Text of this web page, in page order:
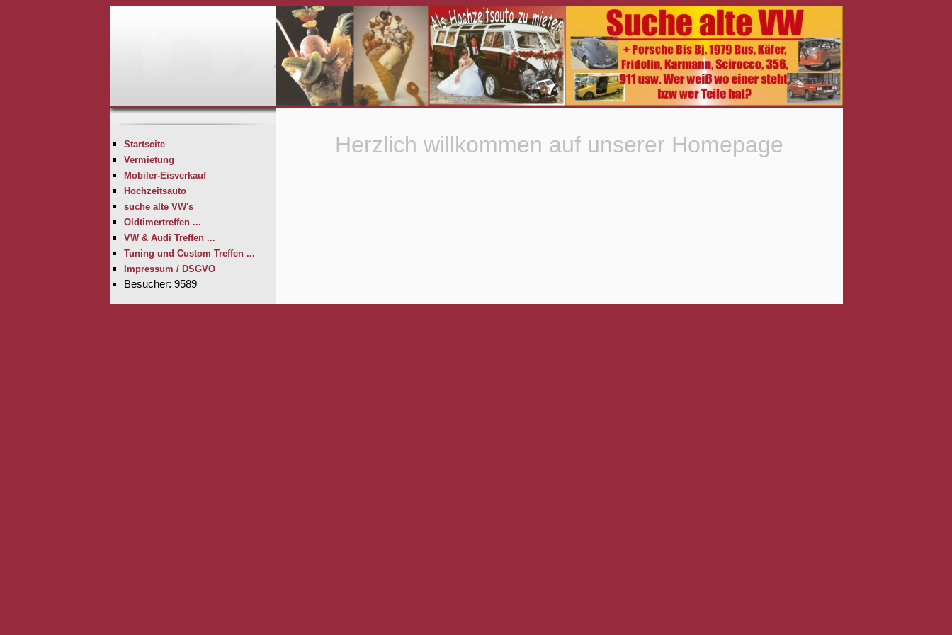
Startseite
Vermietung
Mobiler-Eisverkauf
Hochzeitsauto
suche alte VW's
Oldtimertreffen ...
VW & Audi Treffen ...
Tuning und Custom Treffen ...
Impressum / DSGVO
Besucher: 9589
Herzlich willkommen auf unserer Homepage